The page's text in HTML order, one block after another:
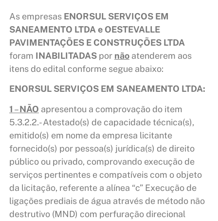
As empresas ENORSUL SERVIÇOS EM
SANEAMENTO LTDA e OESTEVALLE
PAVIMENTAÇÕES E CONSTRUÇÕES LTDA
foram INABILITADASpor nãoatenderem aos
itens do edital conforme segue abaixo:
ENORSUL SERVIÇOS EM SANEAMENTO LTDA:
1 –NÃO apresentou a comprovação do item
5.3.2.2.- Atestado(s) de capacidade técnica(s),
emitido(s) em nome da empresa licitante
fornecido(s) por pessoa(s) jurídica(s) de direito
público ou privado, comprovando execução de
serviços pertinentes e compatíveis com o objeto
da licitação, referente a alínea “c” Execução de
ligações prediais de água através de método não
destrutivo (MND) com perfuração direcional